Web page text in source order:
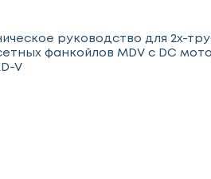
руководство для 2х-
фанкойлов MDV с DС
V